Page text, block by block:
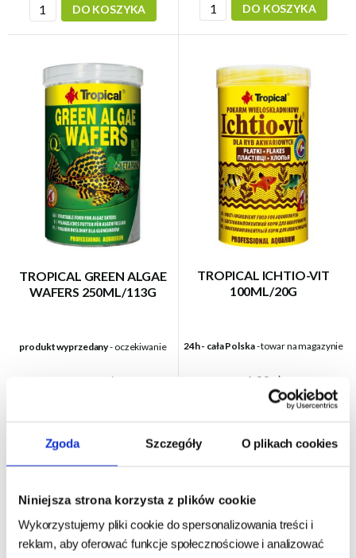
Zgoda Szczegóły O plikach cookies
Niniejsza strona korzysta z plików cookie
Wykorzystujemy pliki cookie do spersonalizowania treści i
reklam, aby oferować funkcje społecznościowe i analizować
DO KOSZYKA DO KOSZYKA
TROPICAL GREEN ALGAE
WAFERS 250ML/113G
produkt wyprzedany- oczekiwanie
28,90 zł
TROPICAL ICHTIO-VIT
100ML/20G
24h - cała Polska- towar na magazynie
6,99 zł
349,50 zł/kg